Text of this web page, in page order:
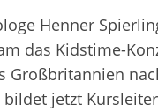
Henner
das Kidstime-
Großbritannien
jetzt